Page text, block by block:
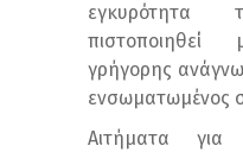
γρήγορης
ενσωματωμένος
Αιτήματα